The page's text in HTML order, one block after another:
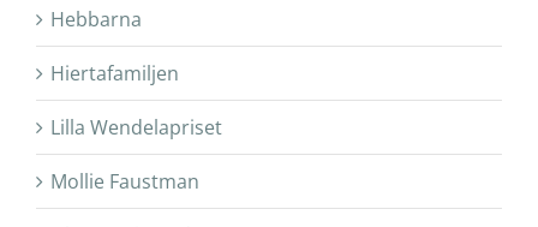
Hebbarna
Hiertafamiljen
Lilla Wendelapriset
Mollie Faustman